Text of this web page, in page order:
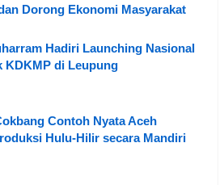
Dorong Ekonomi Masyarakat
Hadiri Launching Nasional
KDKMP di Leupung
Contoh Nyata Aceh
Hulu-Hilir secara Mandiri